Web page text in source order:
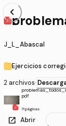
chevron_left
f
J_L_Abascal
Ejercicios
2 archivos·
pdf
71 páginas
open_in_new Abrir